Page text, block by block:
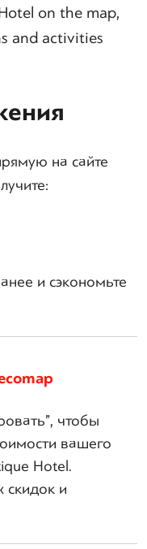
on the map,
and activities
на сайте
и сэкономьте
чтобы
вашего
Hotel.
скидок и